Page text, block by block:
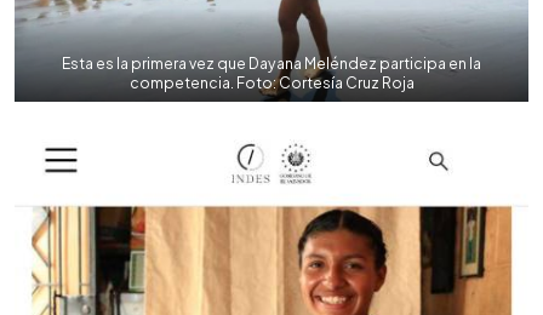
Esta es la primera vez que Dayana Meléndez participa en la
competencia. Foto: Cortesía Cruz Roja